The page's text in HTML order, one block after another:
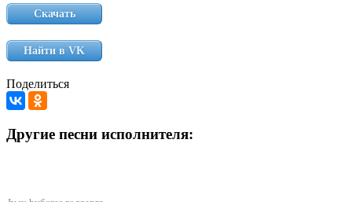
Скачать
Найти в VK
Поделиться
Другие песни исполнителя: